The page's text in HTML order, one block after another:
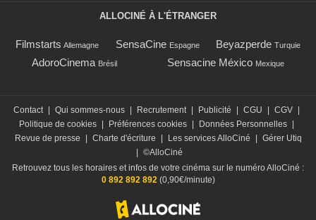
ALLOCINÉ À L'ÉTRANGER
Filmstarts Allemagne SensaCine Espagne Beyazperde Turquie
AdoroCinema Brésil Sensacine México Mexique
Contact Qui sommes-nous Recrutement Publicité CGU CGV
Politique de cookies
Préférences cookies Données Personnelles
Revue de presse
Charte d'écriture Les services AlloCiné
Gérer Utiq
©AlloCiné
Retrouvez tous les horaires et infos de votre cinéma sur le numéro AlloCiné :
0 892 892 892(0,90€/minute)